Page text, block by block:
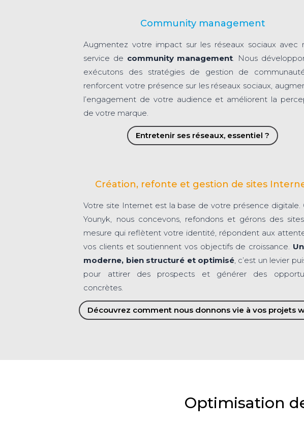
Community management
Augmentez votre impact sur les réseaux sociaux avec
service de community management. Nous
exécutons des stratégies de gestion de
renforcent votre présence sur les réseaux sociaux,
l’engagement de votre audience et améliorent la
de votre marque.
Entretenir ses réseaux, essentiel ?
Création, refonte et gestion de sites
Votre site Internet est la base de votre présence digitale.
Younyk, nous concevons, refondons et gérons des
mesure qui reflètent votre identité, répondent aux
vos clients et soutiennent vos objectifs de croissance.
moderne, bien structuré et optimisé, c’est un levier
pour attirer des prospects et générer des
concrètes.
Découvrez comment nous donnons vie à vos projets
Optimisation